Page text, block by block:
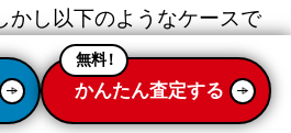
かし以下のようなケースで
る方が良いでしょう。
無料！
かんたん査定する